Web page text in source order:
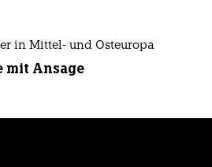
in Mittel- und Osteuropa
mit Ansage